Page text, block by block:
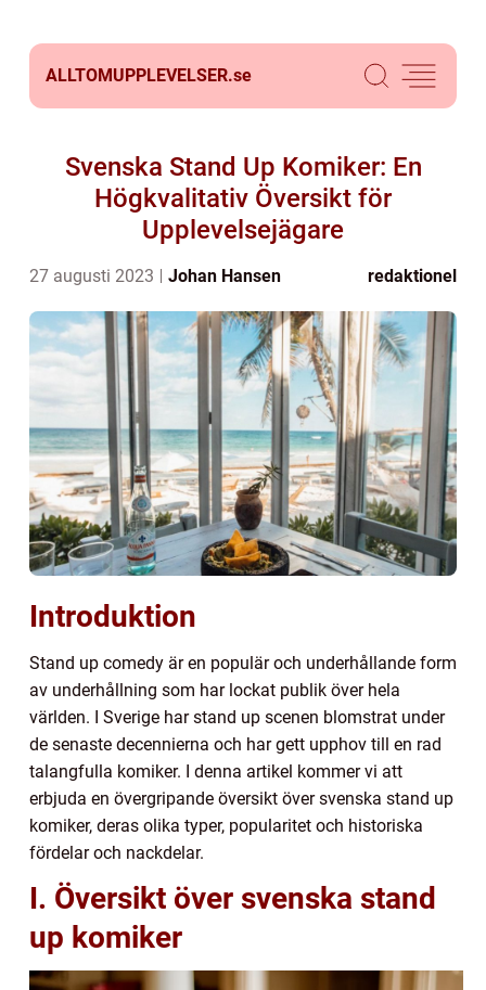
ALLTOMUPPLEVELSER.se
Svenska Stand Up Komiker: En
Högkvalitativ Översikt för
Upplevelsejägare
27 augusti 2023 Johan Hansen redaktionel
Introduktion
Stand up comedy är en populär och underhållande form
av underhållning som har lockat publik över hela
världen. I Sverige har stand up scenen blomstrat under
de senaste decennierna och har gett upphov till en rad
talangfulla komiker. I denna artikel kommer vi att
erbjuda en övergripande översikt över svenska stand up
komiker, deras olika typer, popularitet och historiska
fördelar och nackdelar.
I. Översikt över svenska stand
up komiker